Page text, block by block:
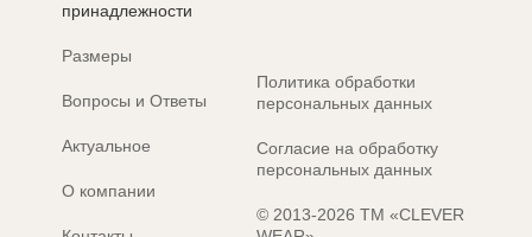
принадлежности
Размеры
Вопросы и Ответы
Актуальное
О компании
Политика обработки
персональных данных
Согласие на обработку
персональных данных
© 2013-2026 ТМ «CLEVER